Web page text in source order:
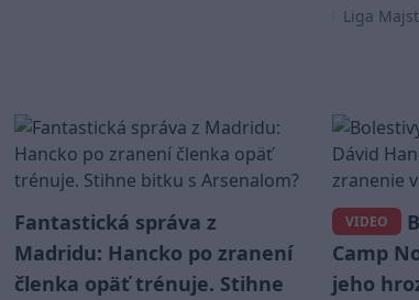
Liga
Fantastická správa z
Madridu: Hancko po zranení
členka opäť trénuje. Stihne
VIDEO
Camp
jeho